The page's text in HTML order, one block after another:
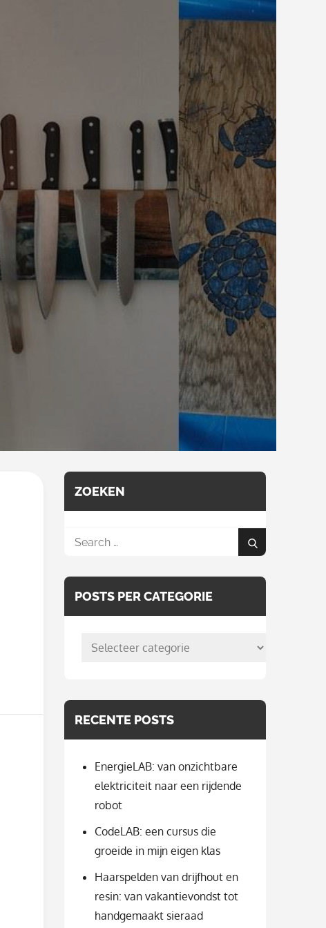
ZOEKEN
Search
Search
POSTS PER CATEGORIE
posts
RECENTE POSTS
EnergieLAB: van onzichtbare
elektriciteit naar een rijdende
robot
CodeLAB: een cursus die
groeide in mijn eigen klas
Haarspelden van drijfhout en
resin: van vakantievondst tot
handgemaakt sieraad